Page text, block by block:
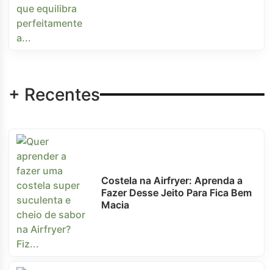
+ Recentes
Costela na Airfryer: Aprenda a
Fazer Desse Jeito Para Fica Bem
Macia